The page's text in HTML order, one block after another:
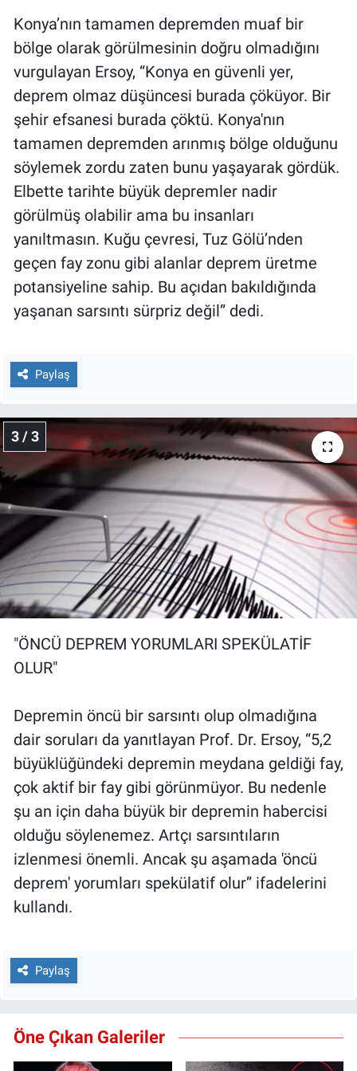
Konya’nın tamamen depremden muaf bir
bölge olarak görülmesinin doğru olmadığını
vurgulayan Ersoy, “Konya en güvenli yer,
deprem olmaz düşüncesi burada çöküyor. Bir
şehir efsanesi burada çöktü. Konya'nın
tamamen depremden arınmış bölge olduğunu
söylemek zordu zaten bunu yaşayarak gördük.
Elbette tarihte büyük depremler nadir
görülmüş olabilir ama bu insanları
yanıltmasın. Kuğu çevresi, Tuz Gölü’nden
geçen fay zonu gibi alanlar deprem üretme
potansiyeline sahip. Bu açıdan bakıldığında
yaşanan sarsıntı sürpriz değil” dedi.
Paylaş
3 / 3
"ÖNCÜ DEPREM YORUMLARI SPEKÜLATİF
OLUR"
Depremin öncü bir sarsıntı olup olmadığına
dair soruları da yanıtlayan Prof. Dr. Ersoy, “5,2
büyüklüğündeki depremin meydana geldiği fay,
çok aktif bir fay gibi görünmüyor. Bu nedenle
şu an için daha büyük bir depremin habercisi
olduğu söylenemez. Artçı sarsıntıların
izlenmesi önemli. Ancak şu aşamada 'öncü
deprem' yorumları spekülatif olur” ifadelerini
kullandı.
Paylaş
Öne Çıkan Galeriler
Yerel Yaşam
Canlı Yayın